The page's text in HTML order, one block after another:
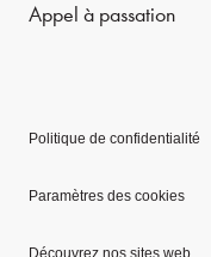
Appel à passation
Politique de confidentialité
Paramètres des cookies
Découvrez nos sites web